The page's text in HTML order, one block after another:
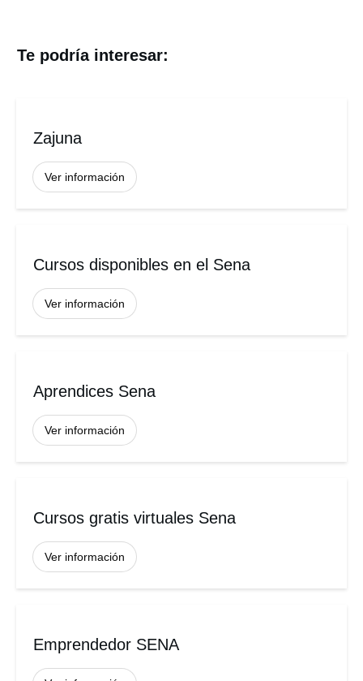
Te podría interesar:
Zajuna
Ver información
Cursos disponibles en el Sena
Ver información
Aprendices Sena
Ver información
Cursos gratis virtuales Sena
Ver información
Emprendedor SENA